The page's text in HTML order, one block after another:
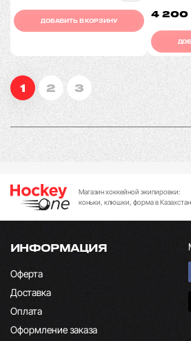
ДОБАВИТЬ В КОРЗИНУ
4 200
1 2 3
Магазин хоккейной экипировки:
коньки, клюшки, форма в
ИНФОРМАЦИЯ
Оферта
Доставка
Оплата
Оформление заказа